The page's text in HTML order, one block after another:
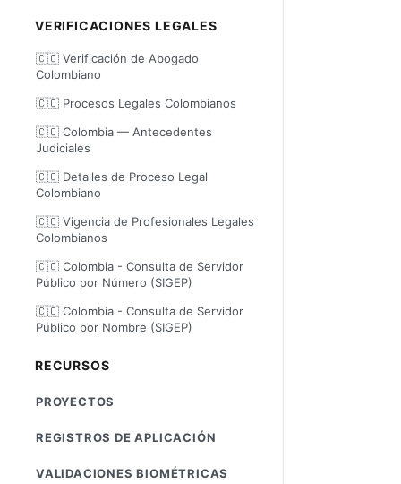
VERIFICACIONES LEGALES
🇨🇴 Verificación de Abogado
Colombiano
🇨🇴 Procesos Legales Colombianos
🇨🇴 Colombia — Antecedentes
Judiciales
🇨🇴 Detalles de Proceso Legal
Colombiano
🇨🇴 Vigencia de Profesionales Legales
Colombianos
🇨🇴 Colombia - Consulta de Servidor
Público por Número (SIGEP)
🇨🇴 Colombia - Consulta de Servidor
Público por Nombre (SIGEP)
RECURSOS
PROYECTOS
REGISTROS DE APLICACIÓN
VALIDACIONES BIOMÉTRICAS